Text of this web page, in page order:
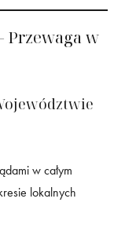
Przewaga w
w całym
lokalnych